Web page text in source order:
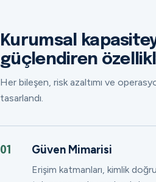
Kurumsal
güçlendiren
Her bileşen, risk azaltımı ve
tasarlandı.
01 Güven Mimarisi
Erişim katmanları, kimlik